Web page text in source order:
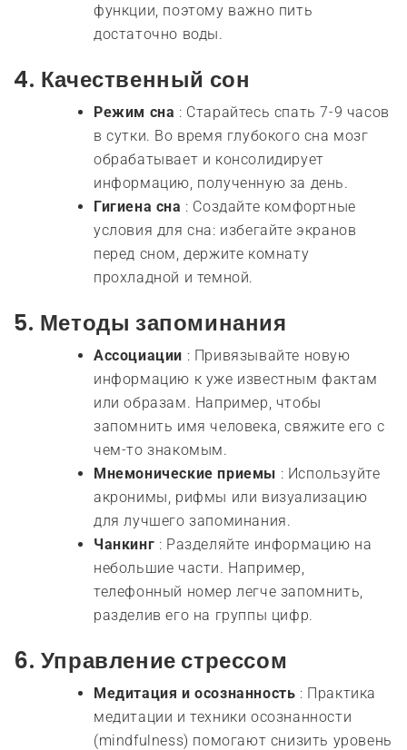
функции, поэтому важно пить
достаточно воды.
4. Качественный сон
Режим сна : Старайтесь спать 7-9 часов
в сутки. Во время глубокого сна мозг
обрабатывает и консолидирует
информацию, полученную за день.
Гигиена сна : Создайте комфортные
условия для сна: избегайте экранов
перед сном, держите комнату
прохладной и темной.
5. Методы запоминания
Ассоциации : Привязывайте новую
информацию к уже известным фактам
или образам. Например, чтобы
запомнить имя человека, свяжите его с
чем-то знакомым.
Мнемонические приемы : Используйте
акронимы, рифмы или визуализацию
для лучшего запоминания.
Чанкинг : Разделяйте информацию на
небольшие части. Например,
телефонный номер легче запомнить,
разделив его на группы цифр.
6. Управление стрессом
Медитация и осознанность : Практика
медитации и техники осознанности
(mindfulness) помогают снизить уровень